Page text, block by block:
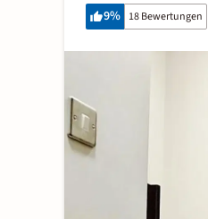
9% 18 Bewertungen